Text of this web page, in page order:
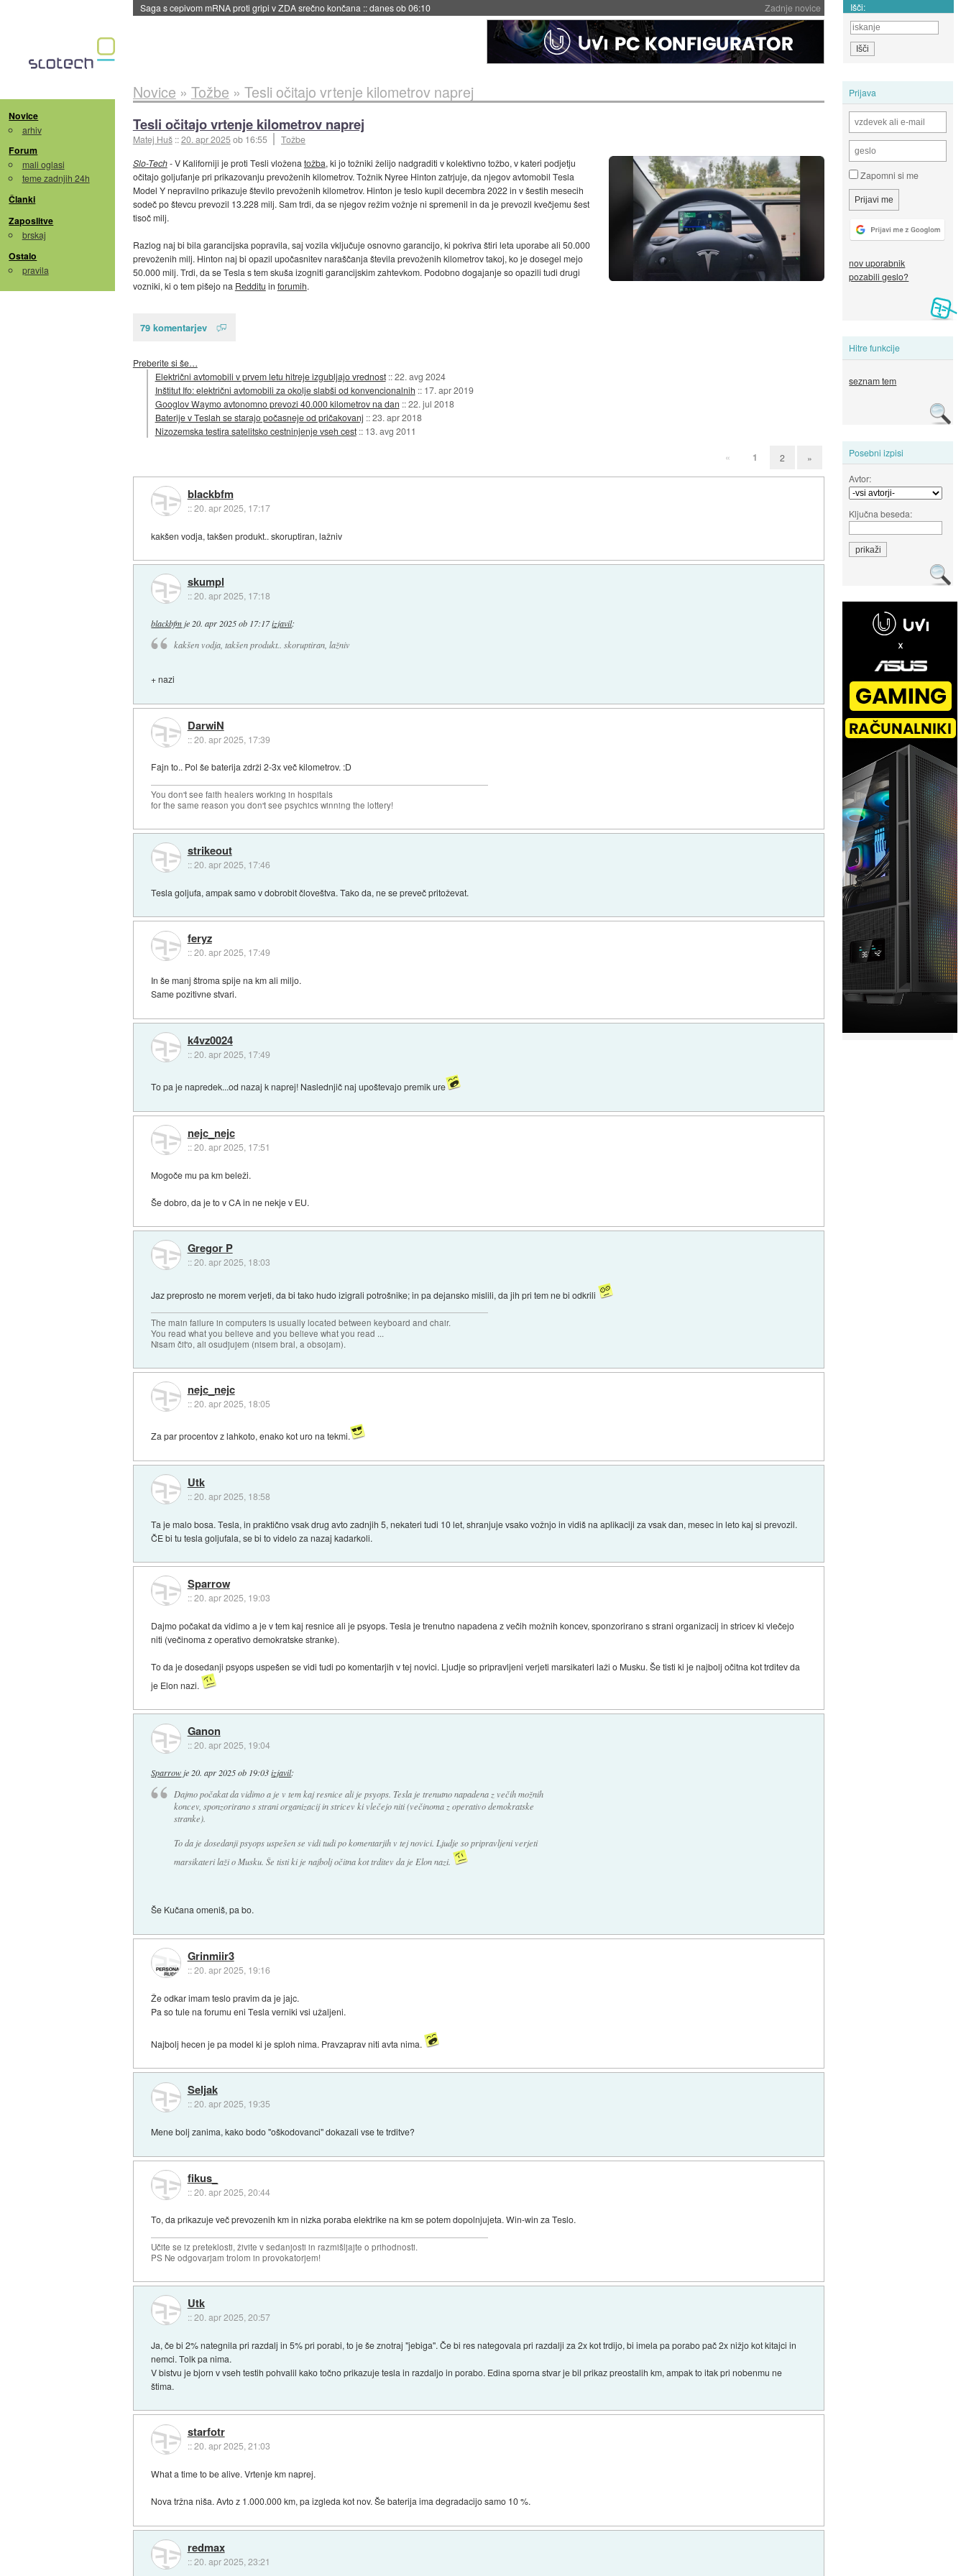
Zadnje novice
Saga s cepivom mRNA proti gripi v ZDA srečno končana ::danes ob 06:10 Išči:
Novice
arhiv
Forum
mali oglasi
teme zadnjih 24h
Članki
Zaposlitve
brskaj
Ostalo
pravila
Prijava
Zapomni si me
nov uporabnik
pozabili geslo?
Hitre funkcije
seznam tem
Posebni izpisi
Avtor:
Ključna beseda:
Novice » Tožbe » Tesli očitajo vrtenje kilometrov naprej
Tesli očitajo vrtenje kilometrov naprej
Matej Huš ::20. apr 2025ob 16:55
Tožbe
Slo-Tech- V Kaliforniji je proti Tesli vložena tožba, ki jo tožniki želijo nadgraditi v kolektivno tožbo, v kateri podjetju
očitajo goljufanje pri prikazovanju prevoženih kilometrov. Tožnik Nyree Hinton zatrjuje, da njegov avtomobil Tesla
Model Y nepravilno prikazuje število prevoženih kilometrov. Hinton je teslo kupil decembra 2022 in v šestih mesecih
sodeč po števcu prevozil 13.228 milj. Sam trdi, da se njegov režim vožnje ni spremenil in da je prevozil kvečjemu šest
tisoč milj.
Razlog naj bi bila garancijska popravila, saj vozila vključuje osnovno garancijo, ki pokriva štiri leta uporabe ali 50.000
prevoženih milj. Hinton naj bi opazil upočasnitev naraščanja števila prevoženih kilometrov takoj, ko je dosegel mejo
50.000 milj. Trdi, da se Tesla s tem skuša izogniti garancijskim zahtevkom. Podobno dogajanje so opazili tudi drugi
vozniki, ki o tem pišejo na Redditu in forumih.
79 komentarjev
Preberite si še…
Električni avtomobili v prvem letu hitreje izgubljajo vrednost ::22. avg 2024
Inštitut Ifo: električni avtomobili za okolje slabši od konvencionalnih :: 17. apr 2019
Googlov Waymo avtonomno prevozi 40.000 kilometrov na dan ::22. jul 2018
Baterije v Teslah se starajo počasneje od pričakovanj ::23. apr 2018
Nizozemska testira satelitsko cestninjenje vseh cest :: 13. avg 2011
« 1 2 »
blackbfm
::20. apr 2025, 17:17
kakšen vodja, takšen produkt.. skoruptiran, lažniv
skumpl
::20. apr 2025, 17:18
blackbfm je 20. apr 2025 ob 17:17izjavil:
kakšen vodja, takšen produkt.. skoruptiran, lažniv
+ nazi
DarwiN
::20. apr 2025, 17:39
Fajn to.. Pol še baterija zdrži 2-3x več kilometrov. :D
You don't see faith healers working in hospitals
for the same reason you don't see psychics winning the lottery!
strikeout
::20. apr 2025, 17:46
Tesla goljufa, ampak samo v dobrobit človeštva. Tako da, ne se preveč pritoževat.
feryz
::20. apr 2025, 17:49
In še manj štroma spije na km ali miljo.
Same pozitivne stvari.
k4vz0024
::20. apr 2025, 17:49
To pa je napredek...od nazaj k naprej! Naslednjič naj upoštevajo premik ure
nejc_nejc
::20. apr 2025, 17:51
Mogoče mu pa km beleži.
Še dobro, da je to v CA in ne nekje v EU.
Gregor P
::20. apr 2025, 18:03
Jaz preprosto ne morem verjeti, da bi tako hudo izigrali potrošnike; in pa dejansko mislili, da jih pri tem ne bi odkrili
The main failure in computers is usually located between keyboard and chair.
You read what you believe and you believe what you read ...
Nisam čit'o, ali osudjujem (nisem bral, a obsojam).
nejc_nejc
::20. apr 2025, 18:05
Za par procentov z lahkoto, enako kot uro na tekmi.
Utk
::20. apr 2025, 18:58
Ta je malo bosa. Tesla, in praktično vsak drug avto zadnjih 5, nekateri tudi 10 let, shranjuje vsako vožnjo in vidiš na aplikaciji za vsak dan, mesec in leto kaj si prevozil.
ČE bi tu tesla goljufala, se bi to videlo za nazaj kadarkoli.
Sparrow
::20. apr 2025, 19:03
Dajmo počakat da vidimo a je v tem kaj resnice ali je psyops. Tesla je trenutno napadena z večih možnih koncev, sponzorirano s strani organizacij in stricev ki vlečejo
niti (večinoma z operativo demokratske stranke).
To da je dosedanji psyops uspešen se vidi tudi po komentarjih v tej novici. Ljudje so pripravljeni verjeti marsikateri laži o Musku. Še tisti ki je najbolj očitna kot trditev da
je Elon nazi.
Ganon
::20. apr 2025, 19:04
Sparrow je 20. apr 2025 ob 19:03 izjavil:
Dajmo počakat da vidimo a je v tem kaj resnice ali je psyops. Tesla je trenutno napadena z večih možnih
koncev, sponzorirano s strani organizacij in stricev ki vlečejo niti (večinoma z operativo demokratske
stranke).
To da je dosedanji psyops uspešen se vidi tudi po komentarjih v tej novici. Ljudje so pripravljeni verjeti
marsikateri laži o Musku. Še tisti ki je najbolj očitna kot trditev da je Elon nazi.
Še Kučana omeniš, pa bo.
Grinmiir3
::20. apr 2025, 19:16
Že odkar imam teslo pravim da je jajc.
Pa so tule na forumu eni Tesla verniki vsi užaljeni.
Najbolj hecen je pa model ki je sploh nima. Pravzaprav niti avta nima.
Seljak
::20. apr 2025, 19:35
Mene bolj zanima, kako bodo "oškodovanci" dokazali vse te trditve?
fikus_
::20. apr 2025, 20:44
To, da prikazuje več prevozenih km in nizka poraba elektrike na km se potem dopolnjujeta. Win-win za Teslo.
Učite se iz preteklosti, živite v sedanjosti in razmišljajte o prihodnosti.
PS Ne odgovarjam trolom in provokatorjem!
Utk
::20. apr 2025, 20:57
Ja, če bi 2% nategnila pri razdalj in 5% pri porabi, to je še znotraj "jebiga". Če bi res nategovala pri razdalji za 2x kot trdijo, bi imela pa porabo pač 2x nižjo kot kitajci in
nemci. Tolk pa nima.
V bistvu je bjorn v vseh testih pohvalil kako točno prikazuje tesla in razdaljo in porabo. Edina sporna stvar je bil prikaz preostalih km, ampak to itak pri nobenmu ne
štima.
starfotr
::20. apr 2025, 21:03
What a time to be alive. Vrtenje km naprej.
Nova tržna niša. Avto z 1.000.000 km, pa izgleda kot nov. Še baterija ima degradacijo samo 10 %.
redmax
::20. apr 2025, 23:21